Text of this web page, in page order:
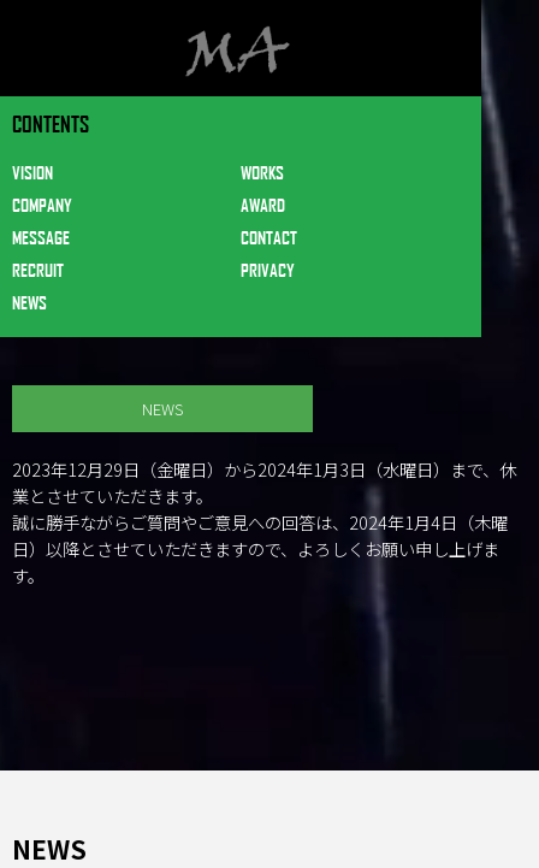
CONTENTS
VISION
COMPANY
MESSAGE
RECRUIT
NEWS
WORKS
AWARD
CONTACT
PRIVACY
NEWS
2023年12月29日（金曜日）から2024年1月3日（水曜日）まで、休
業とさせていただきます。
誠に勝手ながらご質問やご意見への回答は、2024年1月4日（木曜
日）以降とさせていただきますので、よろしくお願い申し上げま
す。
NEWS